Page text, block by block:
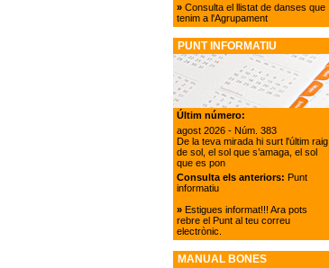
»Consulta el llistat de danses que
tenim a l'Agrupament
PUNT INFORMATIU
Últim número:
agost 2026 - Núm. 383
De la teva mirada hi surt l'últim raig
de sol, el sol que s’amaga, el sol
que es pon
Consulta els anteriors: Punt
informatiu
»Estigues informat!!! Ara pots
rebre el Punt al teu correu
electrònic.
MANUAL BONES